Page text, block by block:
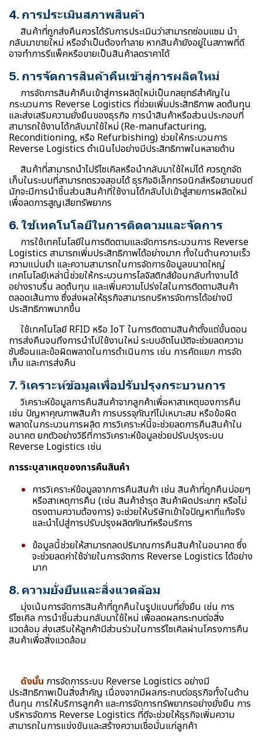
4. การประเมินสภาพสินค้า
สินค้าที่ถูกส่งคืนควรได้รับการประเมินว่าสามารถซ่อมแซม นำ
กลับมาขายใหม่ หรือจำเป็นต้องทำลาย หากสินค้ายังอยู่ในสภาพที่ดี
อาจทำการรีแพ็คหรือขายเป็นสินค้าลดราคาได้
5. การจัดการสินค้าคืนเข้าสู่การผลิตใหม่
การจัดการสินค้าคืนเข้าสู่การผลิตใหม่เป็นกลยุทธ์สำคัญใน
กระบวนการ Reverse Logistics ที่ช่วยเพิ่มประสิทธิภาพ ลดต้นทุน
และส่งเสริมความยั่งยืนของธุรกิจ การนำสินค้าหรือส่วนประกอบที่
สามารถใช้งานได้กลับมาใช้ใหม่ (Re-manufacturing,
Reconditioning, หรือ Refurbishing) ช่วยให้กระบวนการ
Reverse Logistics ดำเนินไปอย่างมีประสิทธิภาพในหลายด้าน
สินค้าที่สามารถนำไปรีไซเคิลหรือนำกลับมาใช้ใหม่ได้ ควรถูกจัด
เก็บในระบบที่สามารถตรวจสอบได้ ธุรกิจอิเล็กทรอนิกส์หรือยานยนต์
มักจะมีการนำชิ้นส่วนสินค้าที่ใช้งานได้กลับไปเข้าสู่สายการผลิตใหม่
เพื่อลดการสูญเสียทรัพยากร
6. ใช้เทคโนโลยีในการติดตามและจัดการ
การใช้เทคโนโลยีในการติดตามและจัดการกระบวนการ Reverse
Logistics สามารถเพิ่มประสิทธิภาพได้อย่างมาก ทั้งในด้านความเร็ว
ความแม่นยำ และความสามารถในการจัดการข้อมูลขนาดใหญ่
เทคโนโลยีเหล่านี้ช่วยให้กระบวนการโลจิสติกส์ย้อนกลับทำงานได้
อย่างราบรื่น ลดต้นทุน และเพิ่มความโปร่งใสในการติดตามสินค้า
ตลอดเส้นทาง ซึ่งส่งผลให้ธุรกิจสามารถบริหารจัดการได้อย่างมี
ประสิทธิภาพมากขึ้น
ใช้เทคโนโลยี RFID หรือ IoT ในการติดตามสินค้าตั้งแต่ขั้นตอน
การส่งคืนจนถึงการนำไปใช้งานใหม่ ระบบอัตโนมัติจะช่วยลดความ
ซับซ้อนและข้อผิดพลาดในการดำเนินการ เช่น การคัดแยก การจัด
เก็บ และการส่งคืน
7. วิเคราะห์ข้อมูลเพื่อปรับปรุงกระบวนการ
วิเคราะห์ข้อมูลการคืนสินค้าจากลูกค้าเพื่อหาสาเหตุของการคืน
เช่น ปัญหาคุณภาพสินค้า การบรรจุภัณฑ์ไม่เหมาะสม หรือข้อผิด
พลาดในกระบวนการผลิต การวิเคราะห์นี้จะช่วยลดการคืนสินค้าใน
อนาคต ยกตัวอย่างวิธีที่การวิเคราะห์ข้อมูลช่วยปรับปรุงระบบ
Reverse Logistics เช่น
การระบุสาเหตุของการคืนสินค้า
การวิเคราะห์ข้อมูลจากการคืนสินค้า เช่น สินค้าที่ถูกคืนบ่อยๆ
หรือสาเหตุการคืน (เช่น สินค้าชำรุด สินค้าผิดประเภท หรือไม่
ตรงตามความต้องการ) จะช่วยให้บริษัทเข้าใจปัญหาที่แท้จริง
และนำไปสู่การปรับปรุงผลิตภัณฑ์หรือบริการ
ข้อมูลนี้ช่วยให้สามารถลดปริมาณการคืนสินค้าในอนาคต ซึ่ง
จะช่วยลดค่าใช้จ่ายในการจัดการ Reverse Logistics ได้อย่าง
มาก
8. ความยั่งยืนและสิ่งแวดล้อม
มุ่งเน้นการจัดการสินค้าที่ถูกคืนในรูปแบบที่ยั่งยืน เช่น การ
รีไซเคิล การนำชิ้นส่วนกลับมาใช้ใหม่ เพื่อลดผลกระทบต่อสิ่ง
แวดล้อม ส่งเสริมให้ลูกค้ามีส่วนร่วมในการรีไซเคิลผ่านโครงการคืน
สินค้าเพื่อสิ่งแวดล้อม
ดังนั้น การจัดการระบบ Reverse Logistics อย่างมี
ประสิทธิภาพเป็นสิ่งสำคัญ เนื่องจากมีผลกระทบต่อธุรกิจทั้งในด้าน
ต้นทุน การให้บริการลูกค้า และการจัดการทรัพยากรอย่างยั่งยืน การ
บริหารจัดการ Reverse Logistics ที่ดีจะช่วยให้ธุรกิจเพิ่มความ
สามารถในการแข่งขันและสร้างความเชื่อมั่นแก่ลูกค้า